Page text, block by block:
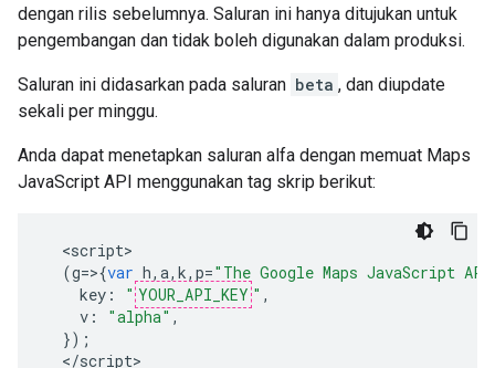
dengan rilis sebelumnya. Saluran ini hanya ditujukan untuk
pengembangan dan tidak boleh digunakan dalam produksi.
Saluran ini didasarkan pada saluran beta , dan diupdate
sekali per minggu.
Anda dapat menetapkan saluran alfa dengan memuat Maps
JavaScript API menggunakan tag skrip berikut:
<script
(g=>{var h, a, k, p="The Google Maps JavaScript
key : " YOUR_API_KEY " ,
v : "alpha" ,
});
</script>